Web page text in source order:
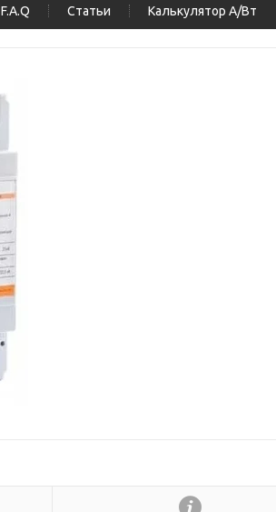
F.A.Q Статьи Калькулятор А/Вт